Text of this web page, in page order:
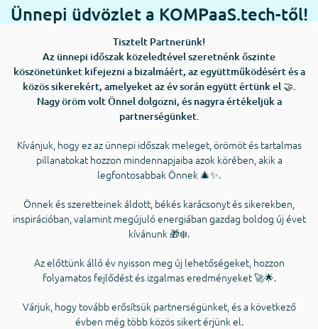
Ünnepi üdvözlet a KOMPaaS.tech-től!
Tisztelt Partnerünk!
Az ünnepi időszak közeledtével szeretnénk őszinte
köszönetünket kifejezni a bizalmáért, az együttműködésért és a
közös sikerekért, amelyeket az év során együtt értünk el 🤝.
Nagy öröm volt Önnel dolgozni, és nagyra értékeljük a
partnerségünket.
Kívánjuk, hogy ez az ünnepi időszak meleget, örömöt és tartalmas
pillanatokat hozzon mindennapjaiba azok körében, akik a
legfontosabbak Önnek 🎄✨.
Önnek és szeretteinek áldott, békés karácsonyt és sikerekben,
inspirációban, valamint megújuló energiában gazdag boldog új évet
kívánunk 🎁❄️.
Az előttünk álló év nyisson meg új lehetőségeket, hozzon
folyamatos fejlődést és izgalmas eredményeket 🚀🌟.
Várjuk, hogy tovább erősítsük partnerségünket, és a következő
évben még több közös sikert érjünk el.